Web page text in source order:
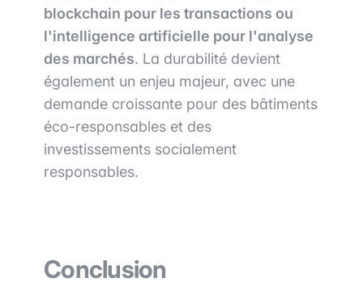
blockchain pour les transactions ou
l'intelligence artificielle pour l'analyse
des marchés. La durabilité devient
également un enjeu majeur, avec une
demande croissante pour des bâtiments
éco-responsables et des
investissements socialement
responsables.
Conclusion